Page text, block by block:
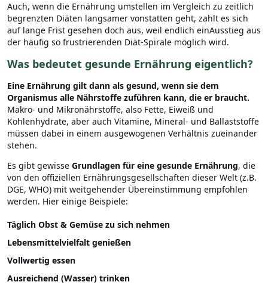
Auch, wenn die Ernährung umstellen im Vergleich zu zeitlich
begrenzten Diäten langsamer vonstatten geht, zahlt es sich
auf lange Frist gesehen doch aus, weil endlich einAusstieg aus
der häufig so frustrierenden Diät-Spirale möglich wird.
Was bedeutet gesunde Ernährung eigentlich?
Eine Ernährung gilt dann als gesund, wenn sie dem
Organismus alle Nährstoffe zuführen kann, die er braucht.
Makro- und Mikronährstoffe, also Fette, Eiweiß und
Kohlenhydrate, aber auch Vitamine, Mineral- und Ballaststoffe
müssen dabei in einem ausgewogenen Verhältnis zueinander
stehen.
Es gibt gewisse Grundlagen für eine gesunde Ernährung, die
von den offiziellen Ernährungsgesellschaften dieser Welt (z.B.
DGE, WHO) mit weitgehender Übereinstimmung empfohlen
werden. Hier einige Beispiele:
Täglich Obst & Gemüse zu sich nehmen
Lebensmittelvielfalt genießen
Vollwertig essen
Ausreichend (Wasser) trinken